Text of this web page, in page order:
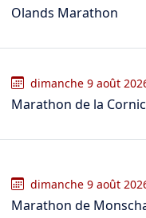
Olands Marathon
dimanche 9 août
Marathon de la
dimanche 9 août
Marathon de